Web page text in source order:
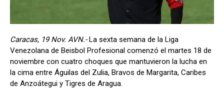
Caracas, 19 Nov. AVN.-La sexta semana de la Liga
Venezolana de Beisbol Profesional comenzó el martes 18 de
noviembre con cuatro choques que mantuvieron la lucha en
la cima entre Águilas del Zulia, Bravos de Margarita, Caribes
de Anzoátegui y Tigres de Aragua.